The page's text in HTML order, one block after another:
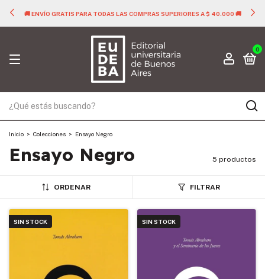
🚚 ENVÍO GRATIS PARA TODAS LAS COMPRAS SUPERIORES A $ 40.000 🚚
0
Inicio > Colecciones > Ensayo Negro
Ensayo Negro 5 productos
ORDENAR FILTRAR
SIN STOCK SIN STOCK